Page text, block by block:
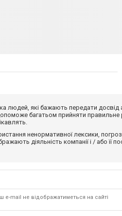
людей, які бажають передати
багатьом прийняти
ненормативної лексики,
діяльність компанії і / або її
e-mail не відображатиметься на сайті